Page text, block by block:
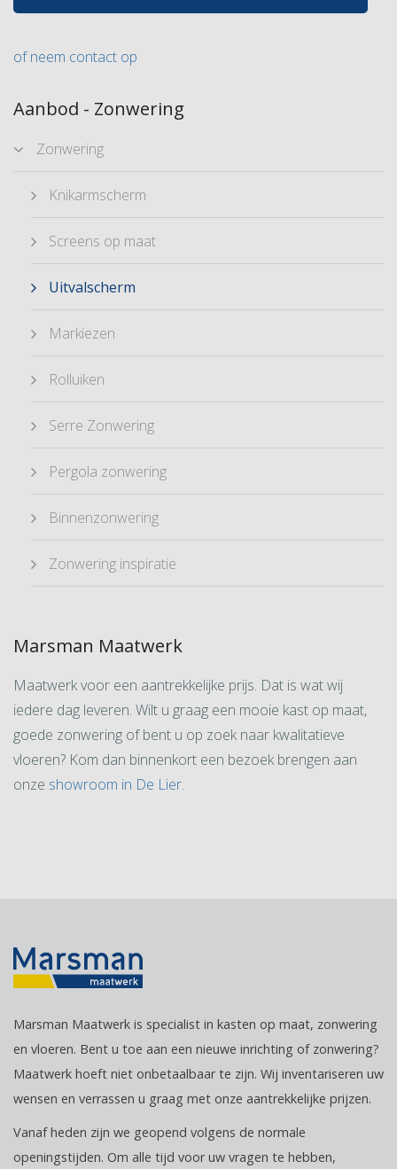
of neem contact op
Aanbod - Zonwering
Zonwering
Knikarmscherm
Screens op maat
Uitvalscherm
Markiezen
Rolluiken
Serre Zonwering
Pergola zonwering
Binnenzonwering
Zonwering inspiratie
Marsman Maatwerk
Maatwerk voor een aantrekkelijke prijs. Dat is wat wij
iedere dag leveren. Wilt u graag een mooie kast op maat,
goede zonwering of bent u op zoek naar kwalitatieve
vloeren? Kom dan binnenkort een bezoek brengen aan
onze showroom in De Lier.
Marsman Maatwerk is specialist in kasten op maat, zonwering
en vloeren. Bent u toe aan een nieuwe inrichting of zonwering?
Maatwerk hoeft niet onbetaalbaar te zijn. Wij inventariseren uw
wensen en verrassen u graag met onze aantrekkelijke prijzen.
Vanaf heden zijn we geopend volgens de normale
openingstijden. Om alle tijd voor uw vragen te hebben,